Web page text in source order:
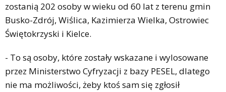
zostanią 202 osoby w wieku od 60 lat z terenu gmin
Busko-Zdrój, Wiślica, Kazimierza Wielka, Ostrowiec
Świętokrzyski i Kielce.
- To są osoby, które zostały wskazane i wylosowane
przez Ministerstwo Cyfryzacji z bazy PESEL, dlatego
nie ma możliwości, żeby ktoś sam się zgłosił